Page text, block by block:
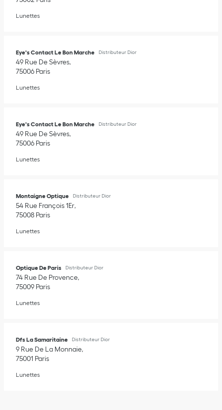
Lunettes
Eye's Contact Le Bon Marche Distributeur Dior
49 Rue De Sèvres
75006 Paris
Lunettes
Eye's Contact Le Bon Marche Distributeur Dior
49 Rue De Sèvres
75006 Paris
Lunettes
Montaigne Optique Distributeur Dior
54 Rue François 1Er
75008 Paris
Lunettes
Optique De Paris Distributeur Dior
74 Rue De Provence
75009 Paris
Lunettes
Dfs La Samaritaine Distributeur Dior
9 Rue De La Monnaie
75001 Paris
Lunettes